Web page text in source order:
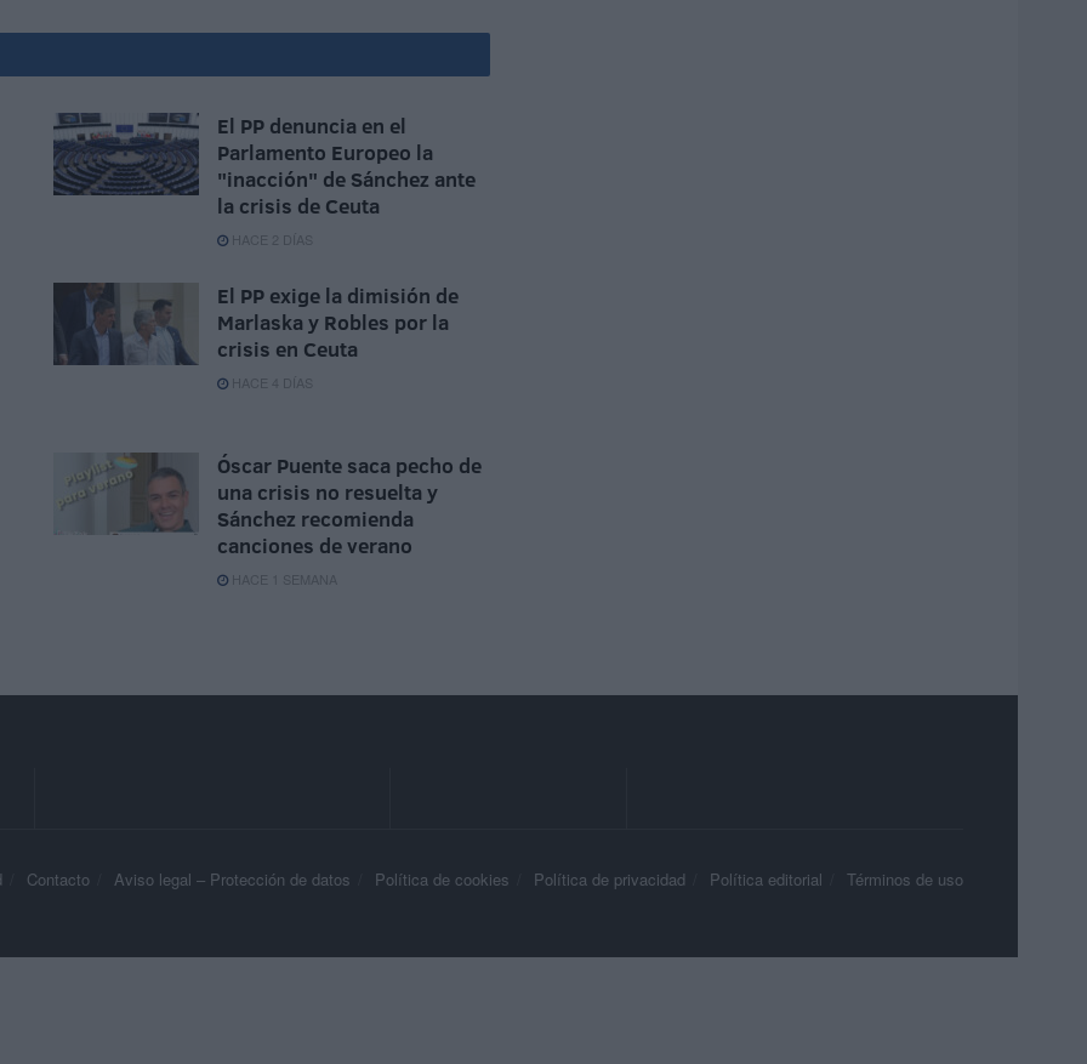
El PP denuncia en el
Parlamento Europeo la
"inacción" de Sánchez ante
la crisis de Ceuta
HACE 2 DÍAS
El PP exige la dimisión de
Marlaska y Robles por la
crisis en Ceuta
HACE 4 DÍAS
Óscar Puente saca pecho de
una crisis no resuelta y
Sánchez recomienda
canciones de verano
HACE 1 SEMANA
Contacto Aviso legal – Protección de datos Política de cookies Política de privacidad Política editorial Términos de uso